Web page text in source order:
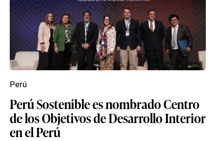
Perú Sostenible es nombrado Centro
de los Objetivos de Desarrollo Interior
en el Perú
Perú